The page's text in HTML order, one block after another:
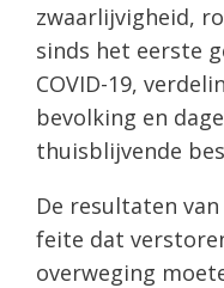
zwaarlijvigheid,
sinds het eerste
COVID-19,
bevolking en
thuisblijvende
De resultaten
feite dat
overweging